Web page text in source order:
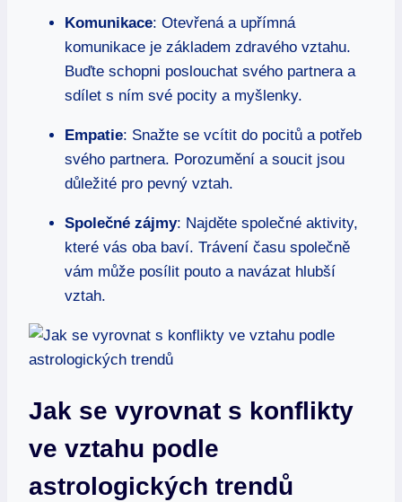
Komunikace: Otevřená a upřímná‍
komunikace ​je základem zdravého⁢ vztahu.⁢
Buďte⁣ schopni poslouchat svého partnera a
sdílet ⁤s ním ‌své pocity a myšlenky.
Empatie: Snažte se vcítit do pocitů ⁣a potřeb
svého ‌partnera. ‌Porozumění a soucit jsou
důležité pro pevný vztah.
Společné zájmy: Najděte ⁣společné aktivity, ​
které ⁣vás oba baví.⁤ Trávení ‍času společně
⁤vám může‍ posílit pouto a navázat hlubší
vztah.
Jak​ se vyrovnat s konflikty
ve‌ vztahu ​podle
astrologických ​trendů